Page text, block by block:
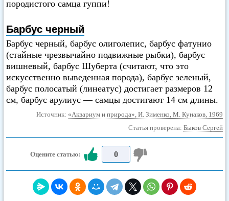
породистого самца гуппи!
Барбус черный
Барбус черный, барбус олиголепис, барбус фатунио
(стайные чрезвычайно подвижные рыбки), барбус
вишневый, барбус Шуберта (считают, что это
искусственно выведенная порода), барбус зеленый,
барбус полосатый (линеатус) достигает размеров 12
см, барбус арулиус — самцы достигают 14 см длины.
Источник: «Аквариум и природа», И. Зименко, М. Кунаков, 1969
Статья проверена: Быков Сергей
Оцените статью: 0